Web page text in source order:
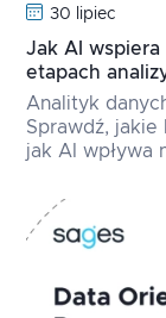
30 lipiec
Jak AI
etapach
Analityk
Sprawdź, jakie
jak AI wpływa